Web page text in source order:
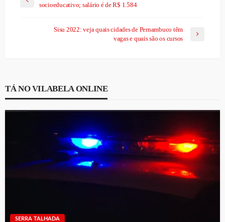
socioeducativo; salário é de R$ 1.584
Sisu 2022: veja quais cidades de Pernambuco têm
vagas e quais são os cursos
TÁ NO VILABELA ONLINE
SERRA TALHADA